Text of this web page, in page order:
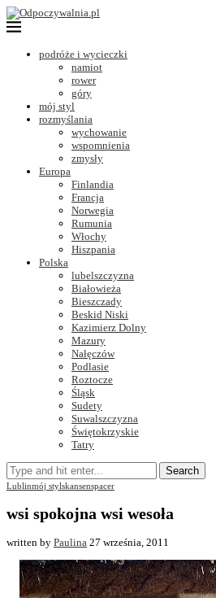
podróże i wycieczki
namiot
rower
góry
mój styl
rozmyślania
wychowanie
wspomnienia
zmysły
Europa
Finlandia
Francja
Norwegia
Rumunia
Włochy
Hiszpania
Polska
lubelszczyzna
Białowieża
Bieszczady
Beskid Niski
Kazimierz Dolny
Mazury
Nałęczów
Podlasie
Roztocze
Śląsk
Sudety
Suwalszczyzna
Świętokrzyskie
Tatry
Search
Lublinmój stylskansenspacer
wsi spokojna wsi wesoła
written by Paulina 27 września, 2011